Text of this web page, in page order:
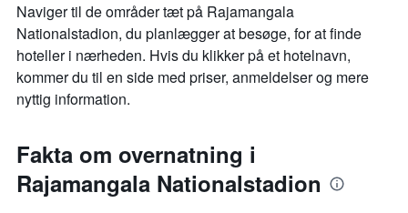
Naviger til de områder tæt på Rajamangala
Nationalstadion, du planlægger at besøge, for at finde
hoteller i nærheden. Hvis du klikker på et hotelnavn,
kommer du til en side med priser, anmeldelser og mere
nyttig information.
Fakta om overnatning i
Rajamangala Nationalstadion